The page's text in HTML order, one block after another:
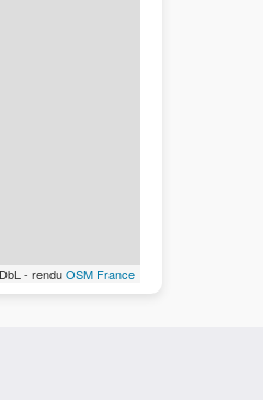
- renduOSM France